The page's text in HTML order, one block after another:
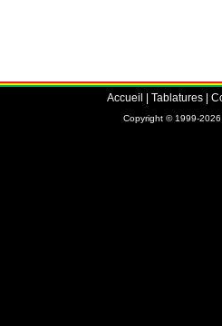
Accueil Tablatures
Copyright © 1999-